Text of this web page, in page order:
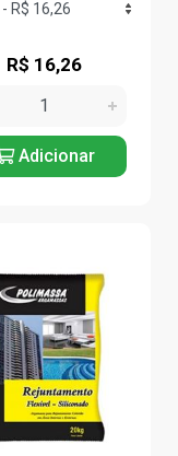
R$ 16,26
Adicionar